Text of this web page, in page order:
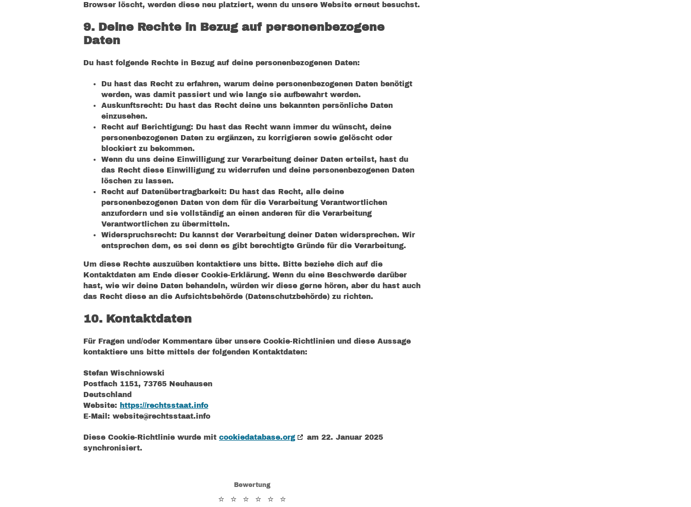
Browser löscht, werden diese neu platziert, wenn du unsere Website erneut besuchst.
9. Deine Rechte in Bezug auf personenbezogene
Daten
Du hast folgende Rechte in Bezug auf deine personenbezogenen Daten:
Du hast das Recht zu erfahren, warum deine personenbezogenen Daten benötigt
werden, was damit passiert und wie lange sie aufbewahrt werden.
Auskunftsrecht: Du hast das Recht deine uns bekannten persönliche Daten
einzusehen.
Recht auf Berichtigung: Du hast das Recht wann immer du wünscht, deine
personenbezogenen Daten zu ergänzen, zu korrigieren sowie gelöscht oder
blockiert zu bekommen.
Wenn du uns deine Einwilligung zur Verarbeitung deiner Daten erteilst, hast du
das Recht diese Einwilligung zu widerrufen und deine personenbezogenen Daten
löschen zu lassen.
Recht auf Datenübertragbarkeit: Du hast das Recht, alle deine
personenbezogenen Daten von dem für die Verarbeitung Verantwortlichen
anzufordern und sie vollständig an einen anderen für die Verarbeitung
Verantwortlichen zu übermitteln.
Widerspruchsrecht: Du kannst der Verarbeitung deiner Daten widersprechen. Wir
entsprechen dem, es sei denn es gibt berechtigte Gründe für die Verarbeitung.
Um diese Rechte auszuüben kontaktiere uns bitte. Bitte beziehe dich auf die
Kontaktdaten am Ende dieser Cookie-Erklärung. Wenn du eine Beschwerde darüber
hast, wie wir deine Daten behandeln, würden wir diese gerne hören, aber du hast auch
das Recht diese an die Aufsichtsbehörde (Datenschutzbehörde) zu richten.
10. Kontaktdaten
Für Fragen und/oder Kommentare über unsere Cookie-Richtlinien und diese Aussage
kontaktiere uns bitte mittels der folgenden Kontaktdaten:
Stefan Wischniowski
Postfach 1151, 73765 Neuhausen
Deutschland
Website: https://rechtsstaat.info
E-Mail: website@rechtsstaat.info
Diese Cookie-Richtlinie wurde mit cookiedatabase.org
am 22. Januar 2025
synchronisiert.